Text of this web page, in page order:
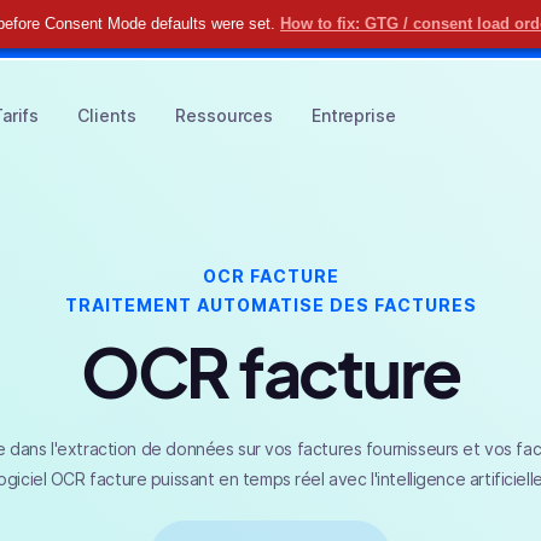
Consent Mode defaults were set. How to fix: GTG / consent load
comment simplifier vos KYC & KYB RÉSERVER ICI
Clients Ressources Entreprise
OCR FACTURE
TRAITEMENT AUTOMATISE DES FACTURES
OCR facture
dans l'extraction de données sur vos factures fournisseurs et vos
OCR facture puissant en temps réel avec l'intelligence